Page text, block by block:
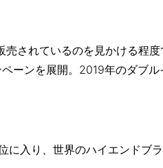
売されているのを見かける程
ーンを展開。2019年のダブ
入り、世界のハイエンドブ